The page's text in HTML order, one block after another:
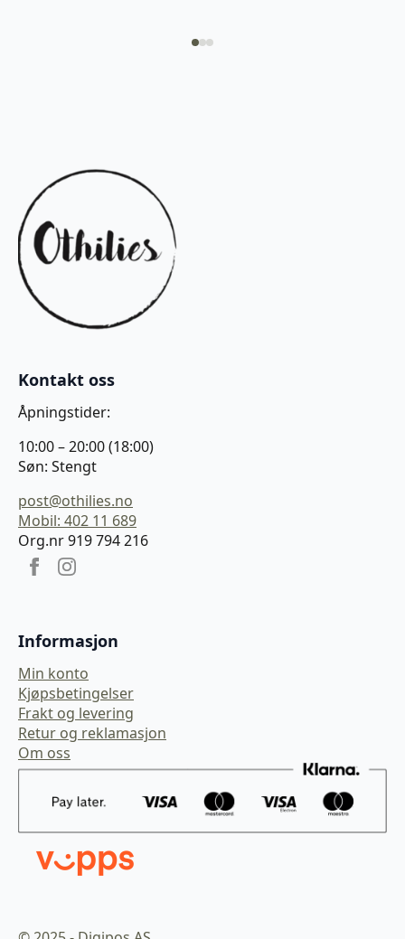
Kontakt oss
Åpningstider:
10:00 – 20:00 (18:00)
Søn: Stengt
post@othilies.no
Mobil: 402 11 689
Org.nr 919 794 216
Informasjon
Min konto
Kjøpsbetingelser
Frakt og levering
Retur og reklamasjon
Om oss